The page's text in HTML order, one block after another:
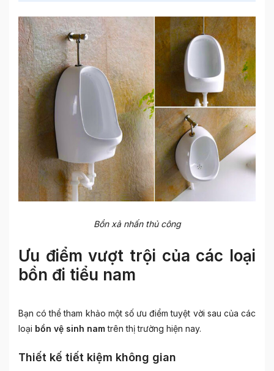
Bồn xả nhấn thủ công
Ưu điểm vượt trội của các loại
bồn đi tiểu nam
Bạn có thể tham khảo một số ưu điểm tuyệt vời sau của các
loại bồn vệ sinh namtrên thị trường hiện nay.
Thiết kế tiết kiệm không gian